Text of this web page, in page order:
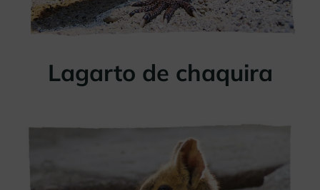
Lagarto de chaquira